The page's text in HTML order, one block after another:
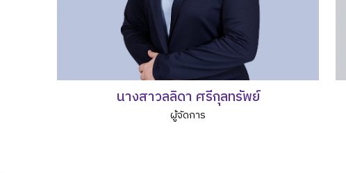
นางสาวลลิดา ศรีกุลทรัพย์
ผู้จัดการ